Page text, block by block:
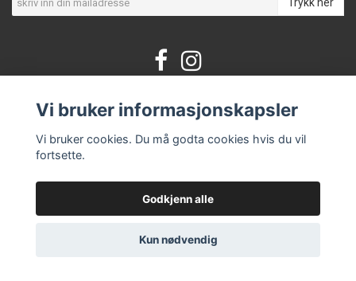
KONTAKT OSS
Om oss
Kontakt
© Copyright DERMASTETIC
Vi bruker informasjonskapsler
Vi bruker cookies. Du må godta cookies hvis du vil
fortsette.
Godkjenn alle
Kun nødvendig